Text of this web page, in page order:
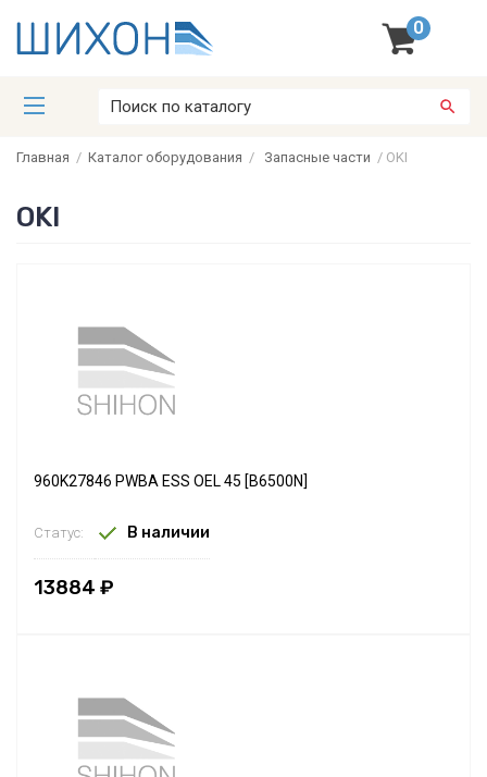
0
Главная / Каталог оборудования / Запасные части / OKI
OKI
960K27846 PWBA ESS OEL 45 [B6500N]
Статус: В наличии
13884 ₽